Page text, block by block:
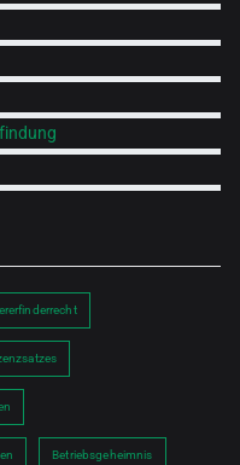
Betriebsgeheimnis